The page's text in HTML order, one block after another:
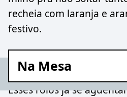
recheia com laranja e
festivo.
Na Mesa
Esses rolos já se